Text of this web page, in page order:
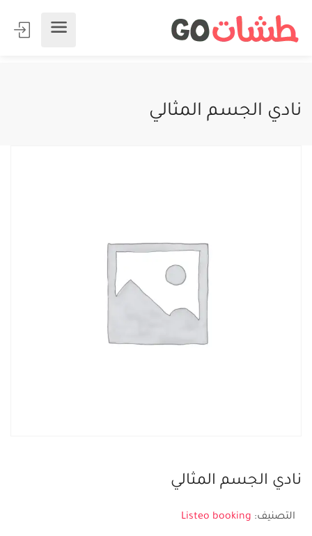
نادي الجسم المثالي
نادي الجسم المثالي
التصنيف: Listeo booking